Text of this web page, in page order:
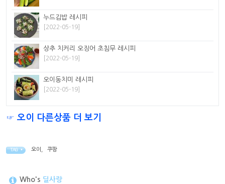
누드김밥 레시피
[2022-05-19]
상추 치커리 오징어 초침무 레시피
[2022-05-19]
오이동치미 레시피
[2022-05-19]
☞ 오이 다른상품 더 보기
TAG • 오이 쿠팡
Who's 딜사랑